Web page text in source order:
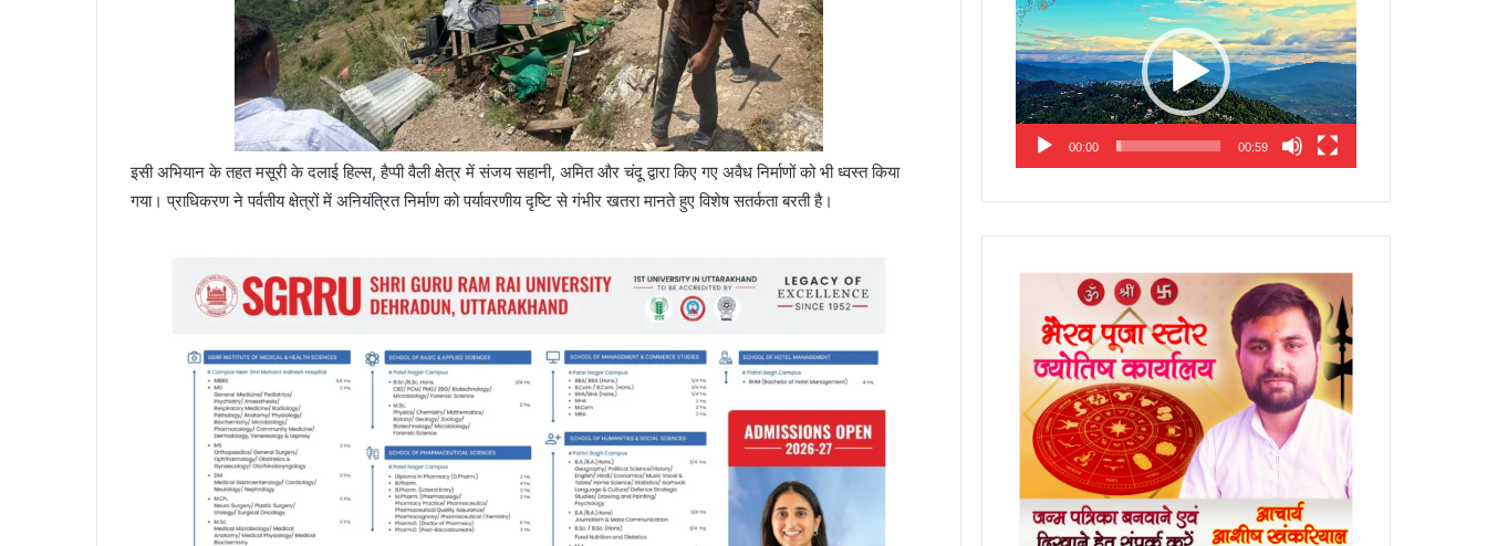
इसी अभियान के तहत मसूरी के दलाई हिल्स, हैप्पी वैली क्षेत्र में संजय सहानी, अमित और चंदू द्वारा किए गए अवैध निर्माणों को भी ध्वस्त किया
गया। प्राधिकरण ने पर्वतीय क्षेत्रों में अनियंत्रित निर्माण को पर्यावरणीय दृष्टि से गंभीर खतरा मानते हुए विशेष सतर्कता बरती है।
Player
00:00 00:59